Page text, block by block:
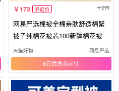
173 券后价 279
网易严选棉被全棉亲肤舒适棉絮
被子纯棉花被芯100新疆棉花被
天猫好物 网易严选
6元优惠券